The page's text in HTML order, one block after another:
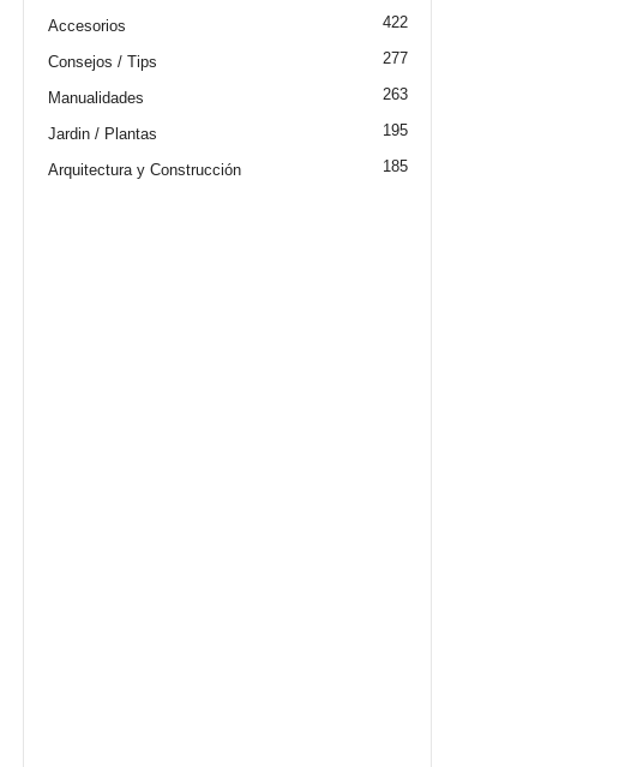
Accesorios 422
Consejos / Tips 277
Manualidades 263
Jardin / Plantas 195
Arquitectura y Construcción 185